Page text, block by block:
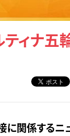
ィナ五
関係するニ